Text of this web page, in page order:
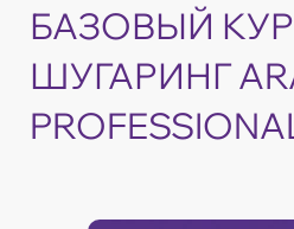
БАЗОВЫЙ
ШУГАРИНГ